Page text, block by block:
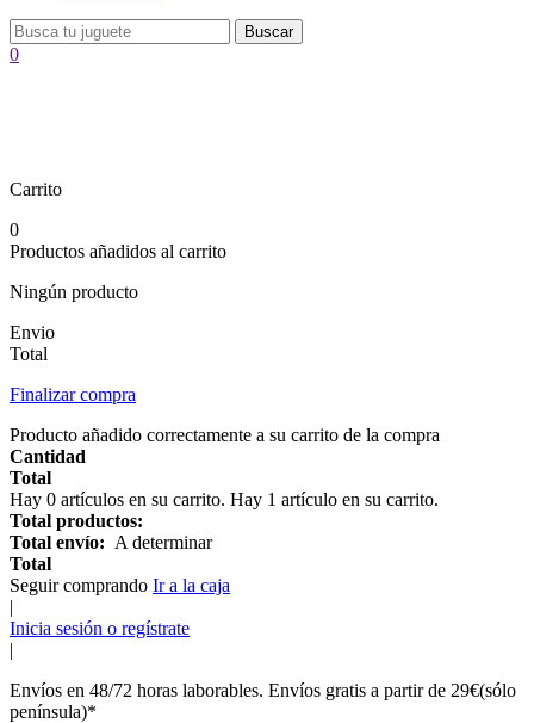
Buscar
0
Carrito
0
Productos añadidos al carrito
Ningún producto
Envio
Total
Finalizar compra
Producto añadido correctamente a su carrito de la compra
Cantidad
Total
Hay 0 artículos en su carrito. Hay 1 artículo en su carrito.
Total productos:
Total envío: A determinar
Total
Seguir comprando Ir a la caja
|
Inicia sesión o regístrate
|
Envíos en 48/72 horas laborables. Envíos gratis a partir de 29€(sólo
península)*